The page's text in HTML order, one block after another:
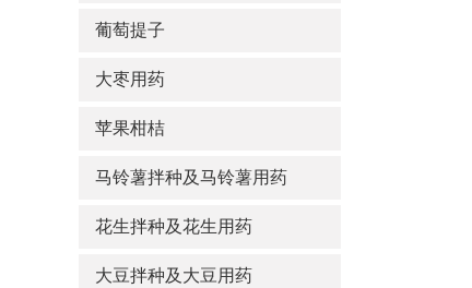
葡萄提子
大枣用药
苹果柑桔
马铃薯拌种及马铃薯用药
花生拌种及花生用药
大豆拌种及大豆用药